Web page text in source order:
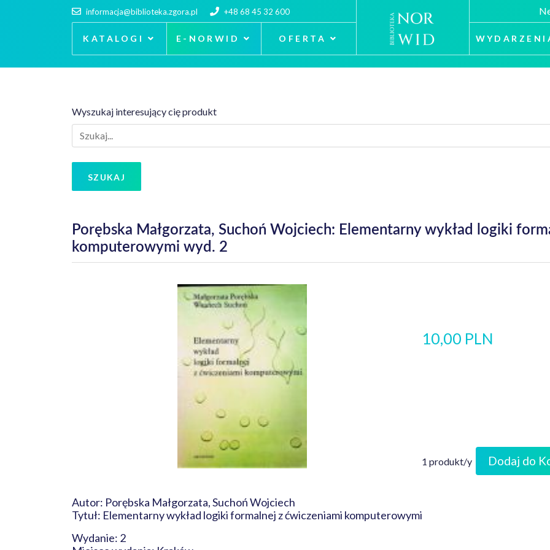
informacja@biblioteka.zgora.pl +48 68 45 32 600
KATALOGI E-NORWID OFERTA
Wyszukaj interesujący cię produkt
SZUKAJ
Porębska Małgorzata, Suchoń Wojciech: Elementarny wykład logiki
komputerowymi wyd. 2
10,00 PLN
1 produkt/y Dodaj do
Autor: Porębska Małgorzata, Suchoń Wojciech
Tytuł: Elementarny wykład logiki formalnej z ćwiczeniami komputerowymi
Wydanie: 2